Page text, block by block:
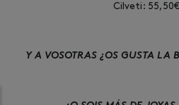
Cilveti:
Y A VOSOTRAS ¿OS GUSTA LA